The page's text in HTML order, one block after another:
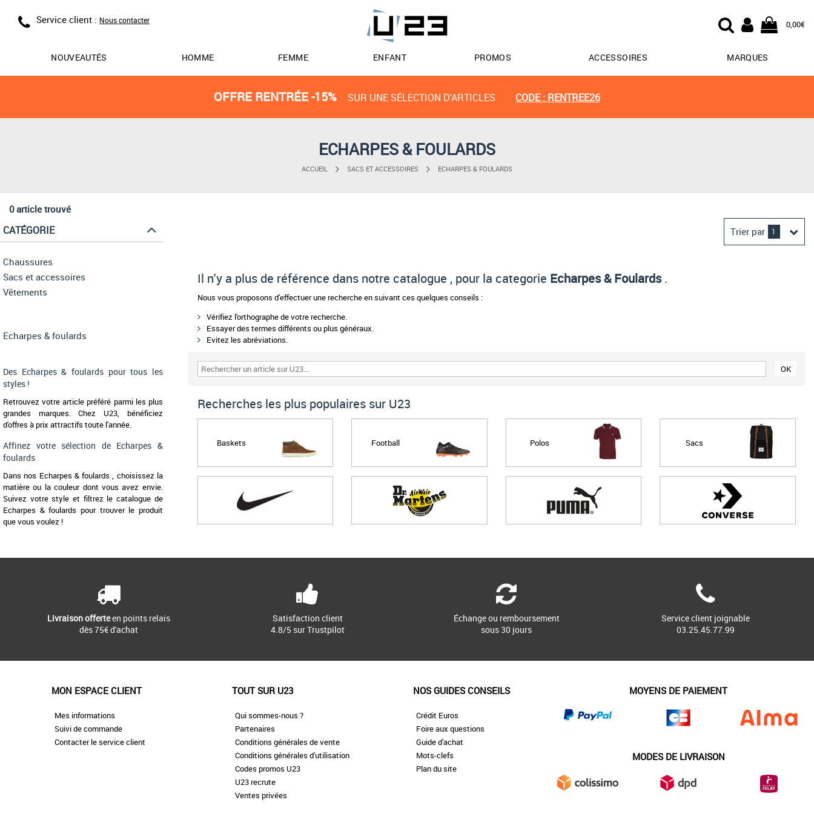
Service client : Nous contacter 0,00€
NOUVEAUTÉS HOMME FEMME ENFANT PROMOS ACCESSOIRES MARQUES
OFFRE RENTRÉE -15% SUR UNE SÉLECTION D'ARTICLES CODE : RENTREE26
ECHARPES & FOULARDS
ACCUEIL SACS ET ACCESSOIRES ECHARPES & FOULARDS
0 article trouvé
CATÉGORIE
Chaussures
Sacs et accessoires
Vêtements
Echarpes & foulards
Des Echarpes & foulards pour tous les
styles !
Retrouvez votre article préféré parmi les plus
grandes marques. Chez U23, bénéficiez
d'offres à prix attractifs toute l'année.
Affinez votre sélection de Echarpes &
foulards
Dans nos Echarpes & foulards , choisissez la
matière ou la couleur dont vous avez envie.
Suivez votre style et filtrez le catalogue de
Echarpes & foulards pour trouver le produit
que vous voulez !
Trier par 1
Il n'y a plus de référence dans notre catalogue , pour la categorie Echarpes & Foulards.
Nous vous proposons d'effectuer une recherche en suivant ces quelques conseils :
Vérifiez l'orthographe de votre recherche.
Essayer des termes différents ou plus généraux.
Evitez les abréviations.
Recherches les plus populaires sur U23
Baskets Football Polos Sacs
Livraison offerteen points relais
dès 75€ d'achat
Satisfaction client
4.8/5 sur Trustpilot
Échange ou remboursement
sous 30 jours
Service client joignable
03.25.45.77.99
MON ESPACE CLIENT
Mes informations
Suivi de commande
Contacter le service client
TOUT SUR U23
Qui sommes-nous ?
Partenaires
Conditions générales de vente
Conditions générales d'utilisation
Codes promos U23
U23 recrute
Ventes privées
NOS GUIDES CONSEILS
Crédit Euros
Foire aux questions
Guide d'achat
Mots-clefs
Plan du site
MOYENS DE PAIEMENT
MODES DE LIVRAISON